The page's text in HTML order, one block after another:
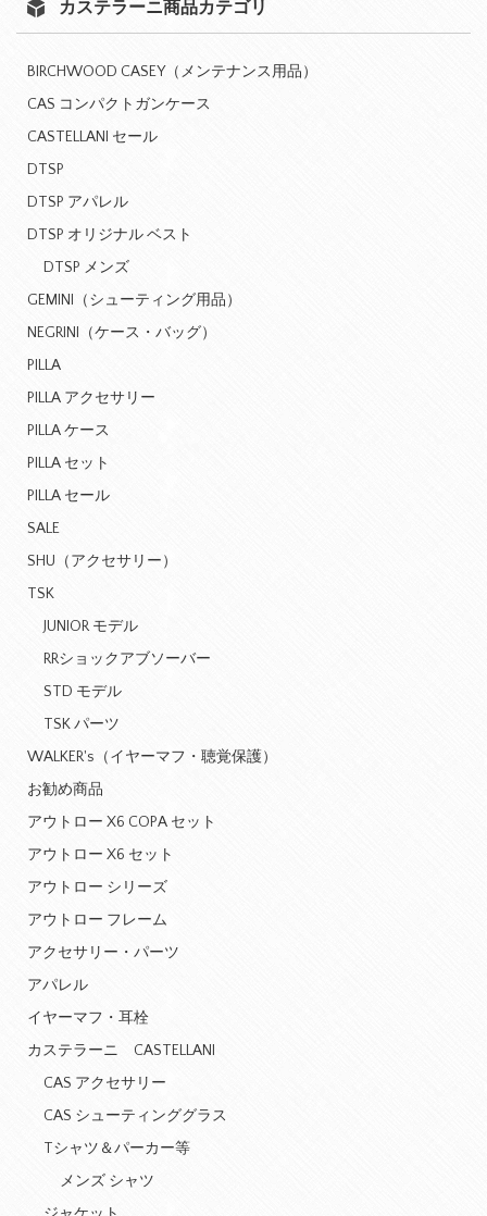
カステラーニ商品カテゴリ
BIRCHWOOD CASEY（メンテナンス用品）
CAS コンパクトガンケース
CASTELLANI セール
DTSP
DTSP アパレル
DTSP オリジナル ベスト
DTSP メンズ
GEMINI（シューティング用品）
NEGRINI（ケース・バッグ）
PILLA
PILLA アクセサリー
PILLA ケース
PILLA セット
PILLA セール
SALE
SHU（アクセサリー）
TSK
JUNIOR モデル
RRショックアブソーバー
STD モデル
TSK パーツ
WALKER's（イヤーマフ・聴覚保護）
お勧め商品
アウトロー X6 COPA セット
アウトロー X6 セット
アウトロー シリーズ
アウトロー フレーム
アクセサリー・パーツ
アパレル
イヤーマフ・耳栓
カステラーニ CASTELLANI
CAS アクセサリー
CAS シューティンググラス
Tシャツ＆パーカー等
メンズ シャツ